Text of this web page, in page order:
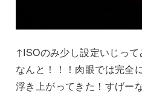
↑ISOのみ少し設定いじって
なんと！！！肉眼では完全
浮き上がってきた！すげーな